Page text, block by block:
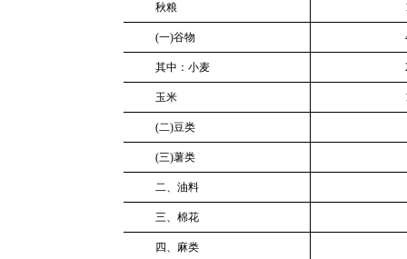
秋粮
(一)谷物
其中：小麦
玉米
(二)豆类
(三)薯类
二、油料
三、棉花
四、麻类